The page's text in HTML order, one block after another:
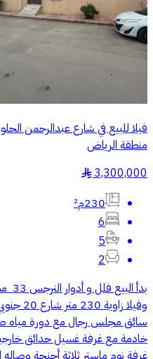
فيلا للبيع في شارع عبدالرحمن
منطقة الرياض
3,300,000
§
230م²
6
5
2
سائق ‏مجلس رجال مع دورة مياه
خادمة مع غرفة غسيل ‏حدائق
‏غرفة نوم ماستر ‏ثلاثة أجنحة